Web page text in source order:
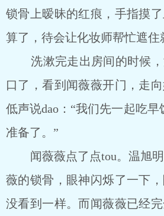
锁骨上暧昧的红痕，手指摸
算了，待会让化妆师帮忙遮住
洗漱完走出房间的时候，
口了，看到闻薇薇开门，走
低声说dao：“我们先一起吃早
准备了。”
闻薇薇点了点tou。温旭明
薇的锁骨，眼神闪烁了一下
没看到一样。而闻薇薇已经